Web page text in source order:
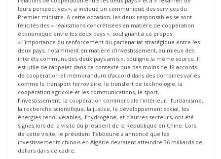
leurs perspectives », a indiqué un communiqué des services du
Premier ministre. A cette occasion, les deux responsables se sont
félicités des « réalisations concrétisées en matière de coopération
économique entre les deux pays », soulignant à ce propos
« l’importance du renforcement du partenariat stratégique entre les
deux pays, notamment en matière d’investissement, au mieux des
intérêts communs des deux pays amis », souligne la même source. Il
est utile de rappeler dans ce contexte que pas moins de 19 accords
de coopération et mémorandum d’accord dans des domaines variés
comme le transport ferroviaire, le transfert de technologie, la
coopération agricole et les communications, le sport,
l’investissement, la coopération commerciale l’intérieur, l’urbanisme,
la recherche scientifique, la justice, le développement social, les
énergies renouvelables, l’hydrogène, et d’autres secteurs, ont été
signés lors de la visite du président de la République en Chine. Lors
de cette visite, le président Tebboune a annoncé que les
investissements chinois en Algérie devraient atteindre 36 milliards de
dollars dans ce cadre.